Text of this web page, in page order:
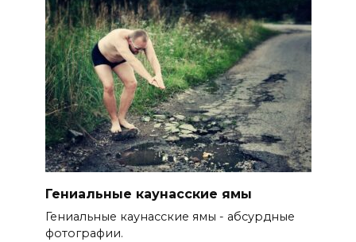
Гениальные каунасские ямы
Гениальные каунасские ямы - абсурдные
фотографии.